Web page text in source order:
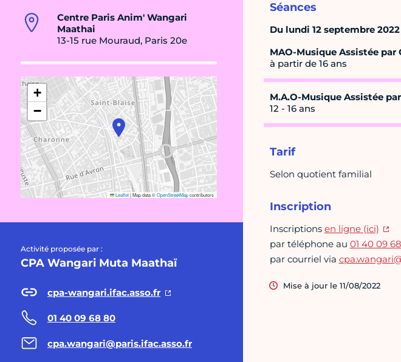
Centre Paris Anim' Wangari
Maathai
13-15 rue Mouraud, Paris 20e
+
−
Leaflet|Map data ©OpenStreetMapcontributors
Activité proposée par :
CPA Wangari Muta Maathaï
cpa-wangari.ifac.asso.fr
01 40 09 68 80
cpa.wangari@paris.ifac.asso.fr
Séances
Du lundi 12 septembre
MAO-Musique Assistée par
à partir de 16 ans
M.A.O-Musique Assistée
12 - 16 ans
Tarif
Selon quotient familial
Inscription
Inscriptions en ligne (ici)
par téléphone au 01 40 09
par courriel via
Mise à jour le 11/08/2022